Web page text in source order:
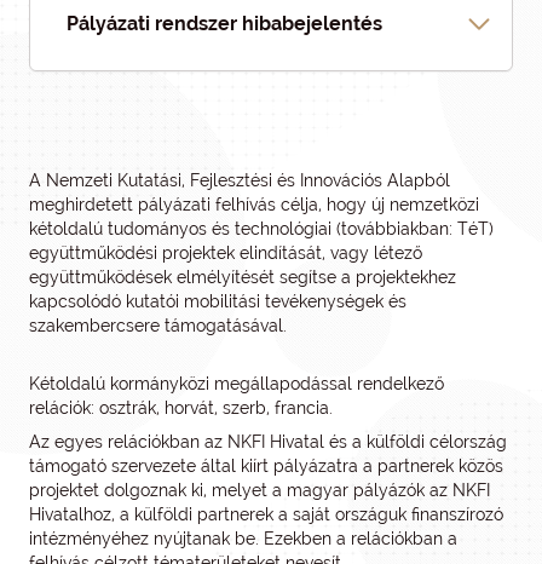
Pályázati rendszer hibabejelentés
A Nemzeti Kutatási, Fejlesztési és Innovációs Alapból
meghirdetett pályázati felhívás célja, hogy új nemzetközi
kétoldalú tudományos és technológiai (továbbiakban: TéT)
együttműködési projektek elindítását, vagy létező
együttműködések elmélyítését segítse a projektekhez
kapcsolódó kutatói mobilitási tevékenységek és
szakembercsere támogatásával.
Kétoldalú kormányközi megállapodással rendelkező
relációk: osztrák, horvát, szerb, francia.
Az egyes relációkban az NKFI Hivatal és a külföldi célország
támogató szervezete által kiírt pályázatra a partnerek közös
projektet dolgoznak ki, melyet a magyar pályázók az NKFI
Hivatalhoz, a külföldi partnerek a saját országuk finanszírozó
intézményéhez nyújtanak be. Ezekben a relációkban a